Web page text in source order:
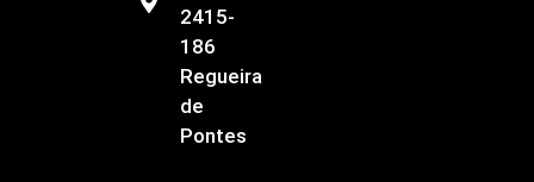
2415-
186
Regueira
de
Pontes